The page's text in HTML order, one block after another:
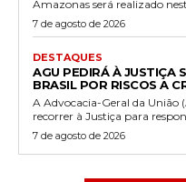
Amazonas será realizado
7 de agosto de 2026
DESTAQUES
AGU PEDIRÁ À JUSTIÇA
BRASIL POR RISCOS A
A Advocacia-Geral da União
recorrer à Justiça para
7 de agosto de 2026